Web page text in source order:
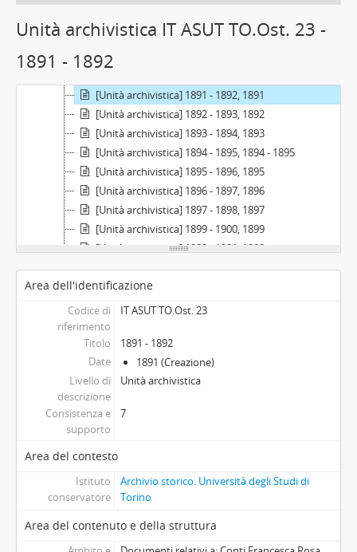
Unità archivistica IT ASUT TO.Ost. 23 -
1891 - 1892
[Unità archivistica] 1886 - 1887, 1886
[Unità archivistica] 1889 - 1890, 1889
[Unità archivistica] 1891 - 1892, 1891
[Unità archivistica] 1892 - 1893, 1892
[Unità archivistica] 1893 - 1894, 1893
[Unità archivistica] 1894 - 1895, 1894 - 1895
[Unità archivistica] 1895 - 1896, 1895
[Unità archivistica] 1896 - 1897, 1896
[Unità archivistica] 1897 - 1898, 1897
[Unità archivistica] 1899 - 1900, 1899
[Unità archivistica] 1900 - 1901, 1900
[Unità archivistica] 1901 - 1902, 1901
[Unità archivistica] 1902 - 1903, 1902
[Unità archivistica] 1903 - 1904, 1903
[Unità archivistica] 1904 - 1905, 1903 - 1904
[Unità archivistica] 1913, 1913
[Unità archivistica] 1914, 1914
[Unità archivistica] 1916 - 1919, 1916 - 1919
Area dell'identificazione
Codice di
riferimento
IT ASUT TO.Ost. 23
Titolo
1891 - 1892
Date
1891 (Creazione)
Livello di
descrizione
Unità archivistica
Consistenza e
supporto
7
Area del contesto
Istituto
conservatore
Archivio storico. Università degli Studi di
Torino
Area del contenuto e della struttura